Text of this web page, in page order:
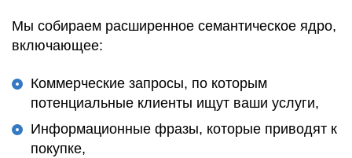
Мы собираем расширенное семантическое ядро,
включающее:
Коммерческие запросы, по которым
потенциальные клиенты ищут ваши услуги,
Информационные фразы, которые приводят к
покупке,